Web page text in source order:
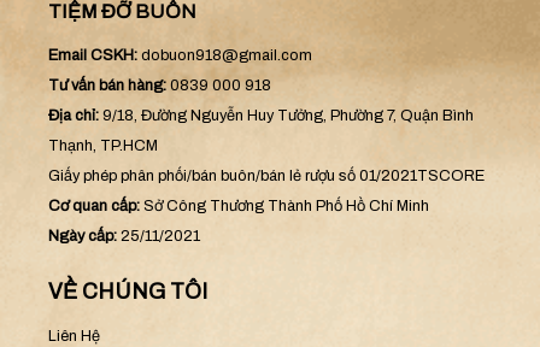
TIỆM ĐỠ BUỒN
Email CSKH: dobuon918@gmail.com
Tư vấn bán hàng: 0839 000 918
Địa chỉ: 9/18, Đường Nguyễn Huy Tưởng, Phường 7, Quận Bình
Thạnh, TP.HCM
Giấy phép phân phối/bán buôn/bán lẻ rượu số 01/2021TSCORE
Cơ quan cấp: Sở Công Thương Thành Phố Hồ Chí Minh
Ngày cấp: 25/11/2021
VỀ CHÚNG TÔI
Liên Hệ